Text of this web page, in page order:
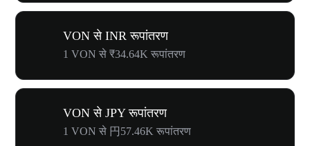
VON से INR रूपांतरण
1 VON से ₹34.64K रूपांतरण
VON से JPY रूपांतरण
1 VON से 円57.46K रूपांतरण